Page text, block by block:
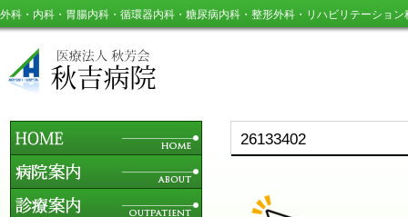
外科・内科・胃腸内科・循環器内科・糖尿病内科・整形外科・リハビリテーション
26133402